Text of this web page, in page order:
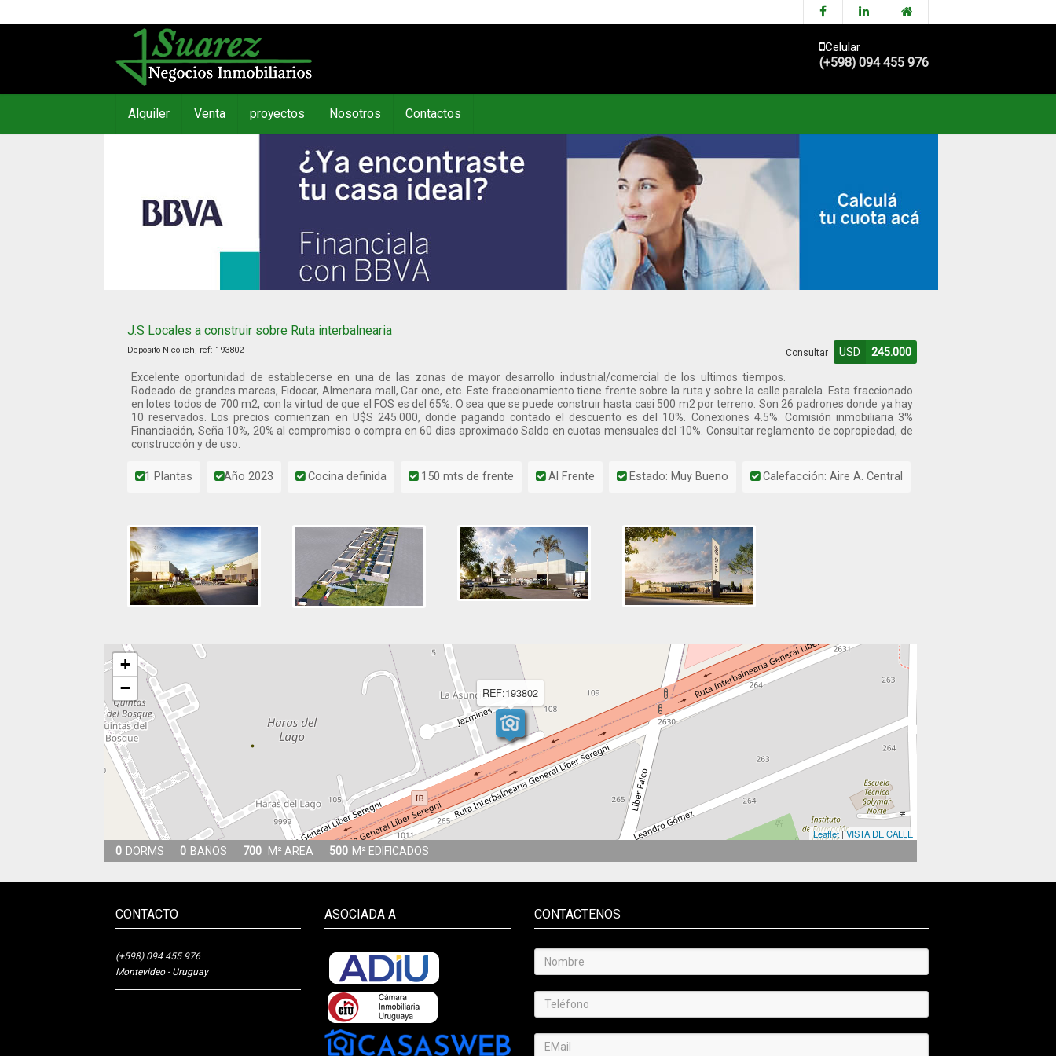
Celular
(+598) 094 455 976
Alquiler Venta proyectos Nosotros Contactos
J.S Locales a construir sobre Ruta interbalnearia
Deposito Nicolich, ref: 193802 Consultar USD
245.000
Excelente oportunidad de establecerse en una de las zonas de mayor desarrollo industrial/comercial de los ultimos tiempos.
Rodeado de grandes marcas, Fidocar, Almenara mall, Car one, etc. Este fraccionamiento tiene frente sobre la ruta y sobre la calle paralela. Esta fraccionado
en lotes todos de 700 m2, con la virtud de que el FOS es del 65%. O sea que se puede construir hasta casi 500 m2 por terreno. Son 26 padrones donde ya hay
10 reservados. Los precios comienzan en U$S 245.000, donde pagando contado el descuento es del 10%. Conexiones 4.5%. Comisión inmobiliaria 3%
Financiación, Seña 10%, 20% al compromiso o compra en 60 dias aproximado Saldo en cuotas mensuales del 10%. Consultar reglamento de copropiedad, de
construcción y de uso.
1 Plantas Año 2023 Cocina definida 150 mts de frente Al Frente Estado: Muy Bueno Calefacción: Aire A. Central
REF:193802
+
−
Leaflet|VISTA DE CALLE
0 DORMS 0 BAÑOS 700 M² AREA 500 M² EDIFICADOS
CONTACTO
(+598) 094 455 976
Montevideo - Uruguay
ASOCIADA A CONTACTENOS